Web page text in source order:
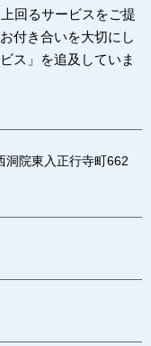
回るサービスをご提
付き合いを大切にし
ス」を追及していま
洞院東入正行寺町662